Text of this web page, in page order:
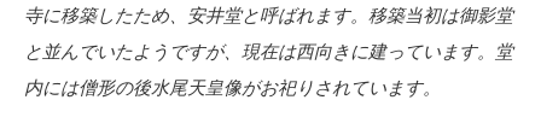
寺に移築したため、安井堂と呼ばれます。移築当初は御影堂
と並んでいたようですが、現在は西向きに建っています。堂
内には僧形の後水尾天皇像がお祀りされています。